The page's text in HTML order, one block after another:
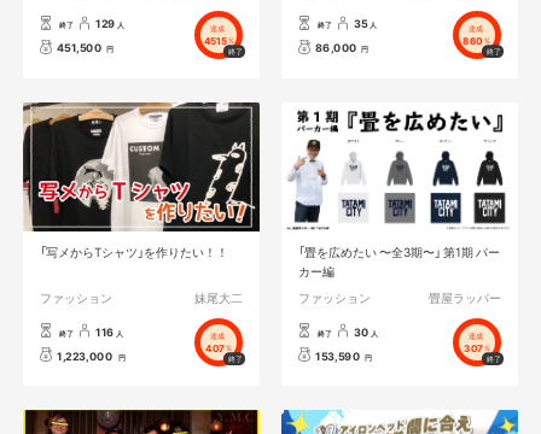
終了 129 人
451,500 円
達成
4515%
終了 35 人
86,000 円
達成
860 %
「写メからTシャツ」を作りたい！！
ファッション 妹尾大二
終了 116 人
1,223,000 円
達成
407%
「畳を広めたい 〜全3期〜」 第1期 パー
カー編
ファッション
畳屋ラッパー
終了 30 人
153,590 円
達成
307%